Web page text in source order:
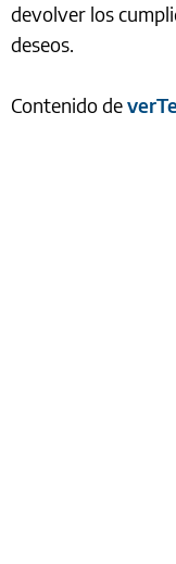
devolver los
deseos.
Contenido de